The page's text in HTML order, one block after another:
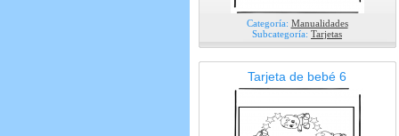
Categoría: Manualidades
Subcategoría: Tarjetas
Tarjeta de bebé 6